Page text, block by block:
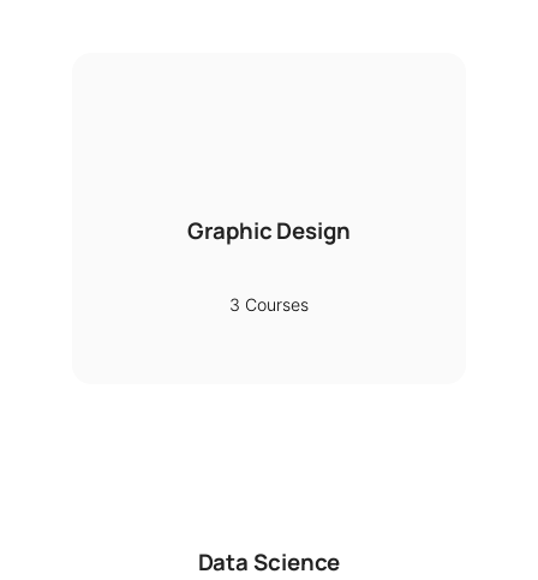
Graphic Design
3 Courses
Data Science